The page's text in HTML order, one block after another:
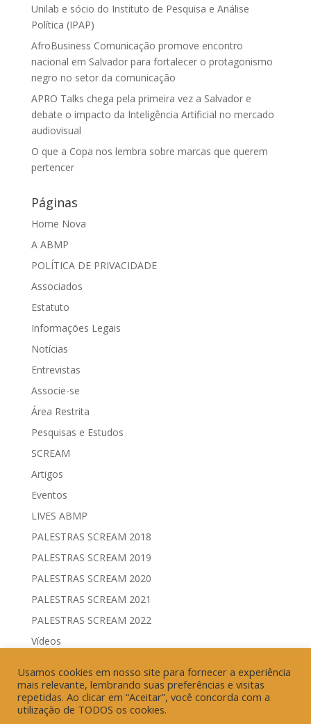
Unilab e sócio do Instituto de Pesquisa e Análise
Política (IPAP)
AfroBusiness Comunicação promove encontro
nacional em Salvador para fortalecer o protagonismo
negro no setor da comunicação
APRO Talks chega pela primeira vez a Salvador e
debate o impacto da Inteligência Artificial no mercado
audiovisual
O que a Copa nos lembra sobre marcas que querem
pertencer
Páginas
Home Nova
A ABMP
POLÍTICA DE PRIVACIDADE
Associados
Estatuto
Informações Legais
Notícias
Entrevistas
Associe-se
Área Restrita
Pesquisas e Estudos
SCREAM
Artigos
Eventos
LIVES ABMP
PALESTRAS SCREAM 2018
PALESTRAS SCREAM 2019
PALESTRAS SCREAM 2020
PALESTRAS SCREAM 2021
PALESTRAS SCREAM 2022
Vídeos
Geração de Resultados & Eficiência Publicitária
Usamos cookies em nosso site para fornecer a experiência
mais relevante, lembrando suas preferências e visitas
repetidas. Ao clicar em “Aceitar”, você concorda com a
utilização de TODOS os cookies.